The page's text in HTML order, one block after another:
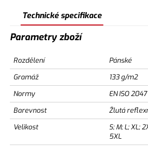
Technické specifikace
Parametry zboží
Rozdělení
Pánské
Gramáž
133 g/m2
Normy
EN ISO
Barevnost
Žlutá
Velikost
S; M; L; XL;
5XL